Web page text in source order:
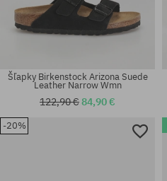
Dostupné veľkosti:
Šľapky Birkenstock Arizona Suede
Leather Narrow Wmn
122,90 €84,90 €
-20%